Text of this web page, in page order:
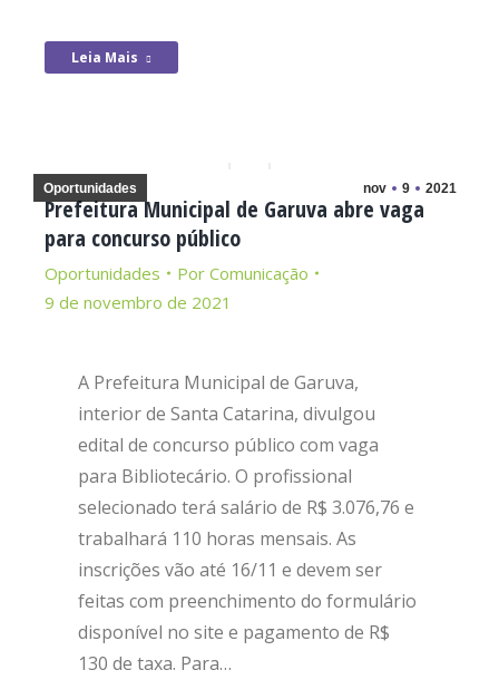
Leia Mais
nov 9 2021
Oportunidades
Prefeitura Municipal de Garuva abre vaga
para concurso público
Oportunidades Por Comunicação
9 de novembro de 2021
A Prefeitura Municipal de Garuva,
interior de Santa Catarina, divulgou
edital de concurso público com vaga
para Bibliotecário. O profissional
selecionado terá salário de R$ 3.076,76 e
trabalhará 110 horas mensais. As
inscrições vão até 16/11 e devem ser
feitas com preenchimento do formulário
disponível no site e pagamento de R$
130 de taxa. Para…